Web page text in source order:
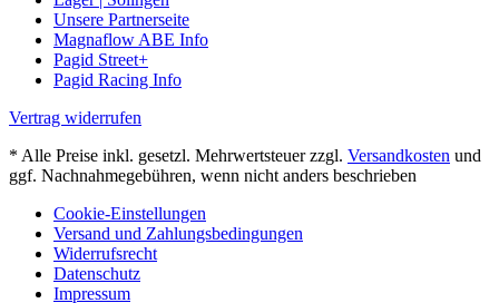
Unsere Partnerseite
Magnaflow ABE Info
Pagid Street+
Pagid Racing Info
Vertrag widerrufen
* Alle Preise inkl. gesetzl. Mehrwertsteuer zzgl. Versandkosten und
ggf. Nachnahmegebühren, wenn nicht anders beschrieben
Cookie-Einstellungen
Versand und Zahlungsbedingungen
Widerrufsrecht
Datenschutz
Impressum